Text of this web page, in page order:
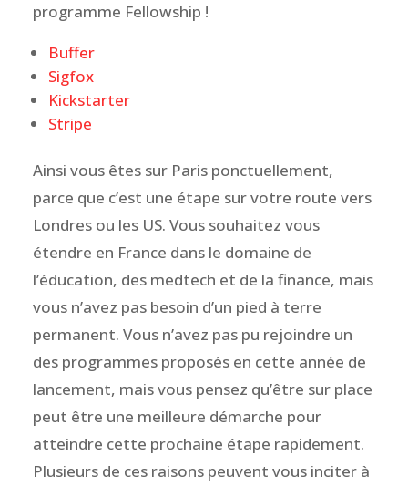
programme Fellowship !
Buffer
Sigfox
Kickstarter
Stripe
Ainsi vous êtes sur Paris ponctuellement,
parce que c’est une étape sur votre route vers
Londres ou les US. Vous souhaitez vous
étendre en France dans le domaine de
l’éducation, des medtech et de la finance, mais
vous n’avez pas besoin d’un pied à terre
permanent. Vous n’avez pas pu rejoindre un
des programmes proposés en cette année de
lancement, mais vous pensez qu’être sur place
peut être une meilleure démarche pour
atteindre cette prochaine étape rapidement.
Plusieurs de ces raisons peuvent vous inciter à